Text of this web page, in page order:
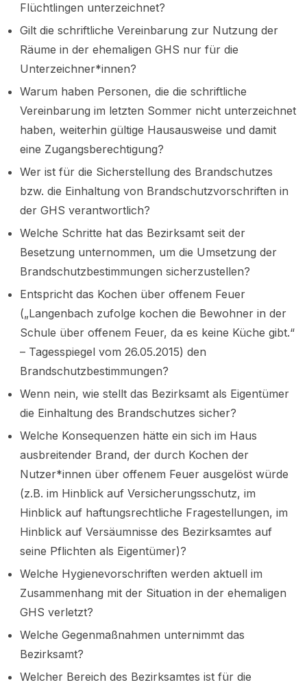
Flüchtlingen unterzeichnet?
Gilt die schriftliche Vereinbarung zur Nutzung der
Räume in der ehemaligen GHS nur für die
Unterzeichner*innen?
Warum haben Personen, die die schriftliche
Vereinbarung im letzten Sommer nicht unterzeichnet
haben, weiterhin gültige Hausausweise und damit
eine Zugangsberechtigung?
Wer ist für die Sicherstellung des Brandschutzes
bzw. die Einhaltung von Brandschutzvorschriften in
der GHS verantwortlich?
Welche Schritte hat das Bezirksamt seit der
Besetzung unternommen, um die Umsetzung der
Brandschutzbestimmungen sicherzustellen?
Entspricht das Kochen über offenem Feuer
(„Langenbach zufolge kochen die Bewohner in der
Schule über offenem Feuer, da es keine Küche gibt.“
– Tagesspiegel vom 26.05.2015) den
Brandschutzbestimmungen?
Wenn nein, wie stellt das Bezirksamt als Eigentümer
die Einhaltung des Brandschutzes sicher?
Welche Konsequenzen hätte ein sich im Haus
ausbreitender Brand, der durch Kochen der
Nutzer*innen über offenem Feuer ausgelöst würde
(z.B. im Hinblick auf Versicherungsschutz, im
Hinblick auf haftungsrechtliche Fragestellungen, im
Hinblick auf Versäumnisse des Bezirksamtes auf
seine Pflichten als Eigentümer)?
Welche Hygienevorschriften werden aktuell im
Zusammenhang mit der Situation in der ehemaligen
GHS verletzt?
Welche Gegenmaßnahmen unternimmt das
Bezirksamt?
Welcher Bereich des Bezirksamtes ist für die